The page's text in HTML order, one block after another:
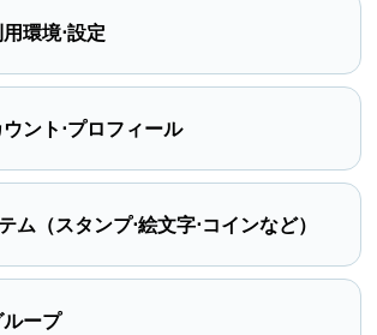
環境⋅設定
ント⋅プロフィール
ム（スタンプ⋅絵文字⋅コインなど）
ープ